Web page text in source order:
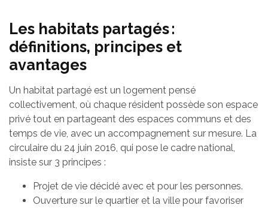
Les habitats partagés :
définitions, principes et
avantages
Un habitat partagé est un logement pensé
collectivement, où chaque résident possède son espace
privé tout en partageant des espaces communs et des
temps de vie, avec un accompagnement sur mesure. La
circulaire du 24 juin 2016, qui pose le cadre national,
insiste sur 3 principes :
Projet de vie décidé avec et pour les personnes.
Ouverture sur le quartier et la ville pour favoriser